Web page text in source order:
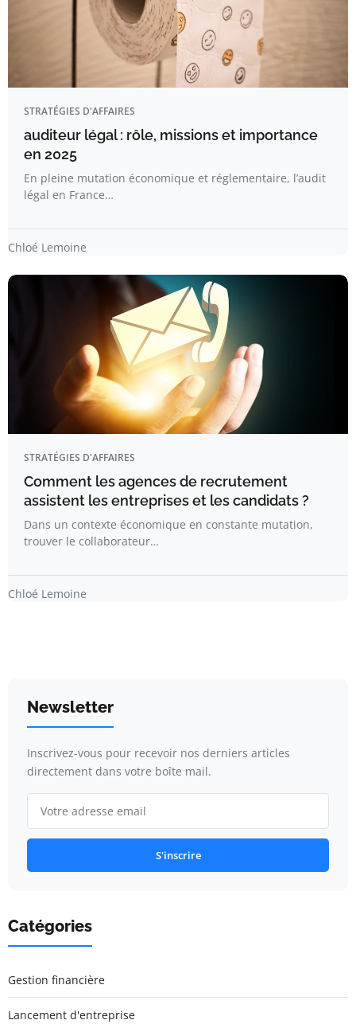
STRATÉGIES D'AFFAIRES
auditeur légal : rôle, missions et importance
en 2025
En pleine mutation économique et réglementaire, l’audit
légal en France…
Chloé Lemoine
STRATÉGIES D'AFFAIRES
Comment les agences de recrutement
assistent les entreprises et les candidats ?
Dans un contexte économique en constante mutation,
trouver le collaborateur…
Chloé Lemoine
Newsletter
Inscrivez-vous pour recevoir nos derniers articles
directement dans votre boîte mail.
S'inscrire
Catégories
Gestion financière
Lancement d'entreprise